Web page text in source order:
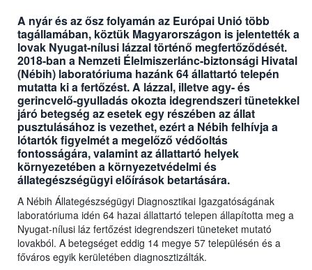
A nyár és az ősz folyamán az Európai Unió több
tagállamában, köztük Magyarországon is jelentették a
lovak Nyugat-nílusi lázzal történő megfertőződését.
2018-ban a Nemzeti Élelmiszerlánc-biztonsági Hivatal
(Nébih) laboratóriuma hazánk 64 állattartó telepén
mutatta ki a fertőzést. A lázzal, illetve agy- és
gerincvelő-gyulladás okozta idegrendszeri tünetekkel
járó betegség az esetek egy részében az állat
pusztulásához is vezethet, ezért a Nébih felhívja a
lótartók figyelmét a megelőző védőoltás
fontosságára, valamint az állattartó helyek
környezetében a környezetvédelmi és
állategészségügyi előírások betartására.
A Nébih Állategészségügyi Diagnosztikai Igazgatóságának
laboratóriuma idén 64 hazai állattartó telepen állapította meg a
Nyugat-nílusi láz fertőzést idegrendszeri tüneteket mutató
lovakból. A betegséget eddig 14 megye 57 településén és a
főváros egyik kerületében diagnosztizálták.